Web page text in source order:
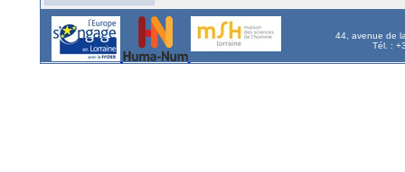
44, avenue de
Tél. :